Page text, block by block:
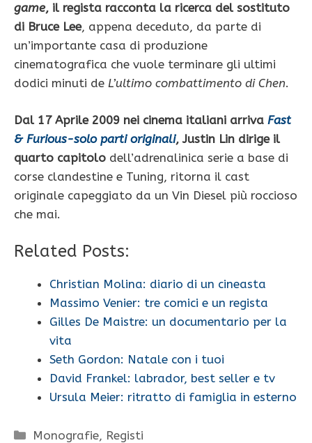
game, il regista racconta la ricerca del sostituto
di Bruce Lee, appena deceduto, da parte di
un’importante casa di produzione
cinematografica che vuole terminare gli ultimi
dodici minuti de L’ultimo combattimento di Chen.
Dal 17 Aprile 2009 nei cinema italiani arriva Fast
& Furious-solo parti originali, Justin Lin dirige il
quarto capitolo dell’adrenalinica serie a base di
corse clandestine e Tuning, ritorna il cast
originale capeggiato da un Vin Diesel più roccioso
che mai.
Related Posts:
Christian Molina: diario di un cineasta
Massimo Venier: tre comici e un regista
Gilles De Maistre: un documentario per la
vita
Seth Gordon: Natale con i tuoi
David Frankel: labrador, best seller e tv
Ursula Meier: ritratto di famiglia in esterno
Categorie
Monografie, Registi